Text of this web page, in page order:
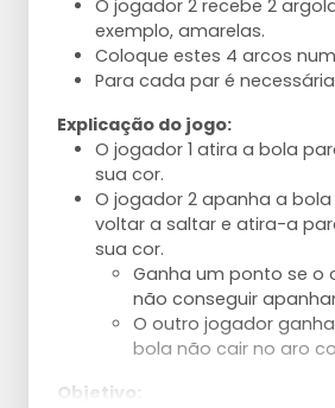
O jogador 2 recebe 2
exemplo, amarelas.
Coloque estes 4 arcos
Para cada par é
Explicação do jogo:
O jogador 1 atira a bola
sua cor.
O jogador 2 apanha a
voltar a saltar e atira-a
sua cor.
Ganha um ponto se o
não conseguir
O outro jogador
bola não cair no aro
Objetivo: